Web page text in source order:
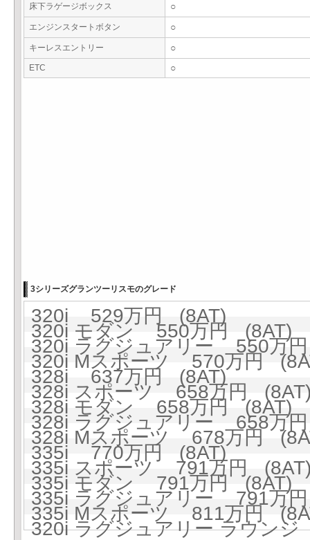
床下ラゲージボックス ○
エンジンスタートボタン ○
キーレスエントリー ○
ETC ○
3シリーズグランツーリスモのグレード
320i 529万円 (8AT)
320i モダン 550万円 (8AT)
320i ラグジュアリー 550万
320i Mスポーツ 570万円
328i 637万円 (8AT)
328i スポーツ 658万円
328i モダン 658万円 (8AT)
328i ラグジュアリー 658万
328i Mスポーツ 678万円
335i 770万円 (8AT)
335i スポーツ 791万円
335i モダン 791万円 (8AT)
335i ラグジュアリー 791万
335i Mスポーツ 811万円
320i ラグジュアリー ラウン